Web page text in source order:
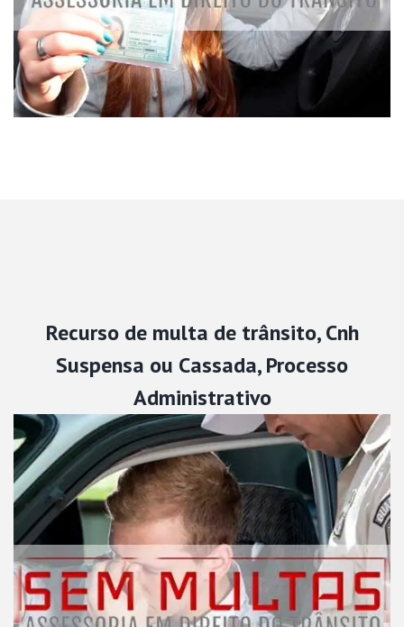
Recurso de multa de trânsito, Cnh
Suspensa ou Cassada, Processo
Administrativo